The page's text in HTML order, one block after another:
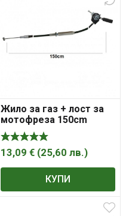
Жило за газ + лост за
мотофреза 150cm
13,09 € (25,60 лв.)
КУПИ